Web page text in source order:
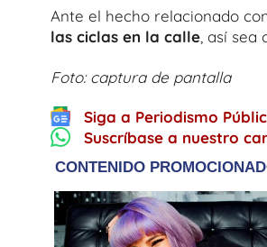
Ante el hecho relacionado
las ciclas en la calle, así sea
Foto: captura de pantalla
Siga a Periodismo
Suscríbase a nuestro